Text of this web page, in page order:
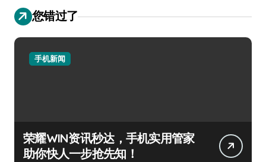
您错过了
手机新闻
荣耀WIN资讯秒达，手机实用管家
助你快人一步抢先知！